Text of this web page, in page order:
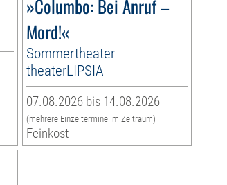
»Columbo: Bei Anruf –
Mord!«
Sommertheater
theaterLIPSIA
07.08.2026 bis 14.08.2026
(mehrere Einzeltermine im Zeitraum)
Feinkost